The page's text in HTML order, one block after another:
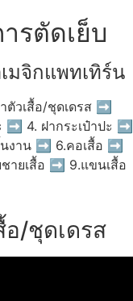
รตัดเย็บ
มจิกแพทเทิร์น
ตัวเสื้อ/ชุดเดรส ➡
➡ 4. ฝากระเป๋าปะ ➡
นงาน ➡ 6.คอเสื้อ ➡
ายเสื้อ ➡ 9.แขนเสื้อ
อ/ชุดเดรส